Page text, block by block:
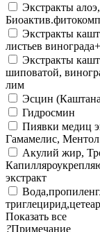
Экстракты
Экстракты
листьев
Экстракты
шиповатой,
лим
Эсцин
Гидросмин
Пиявки медиц
Гамамелис,
Акулий жир,
экстракт
Показать все
?Примечание